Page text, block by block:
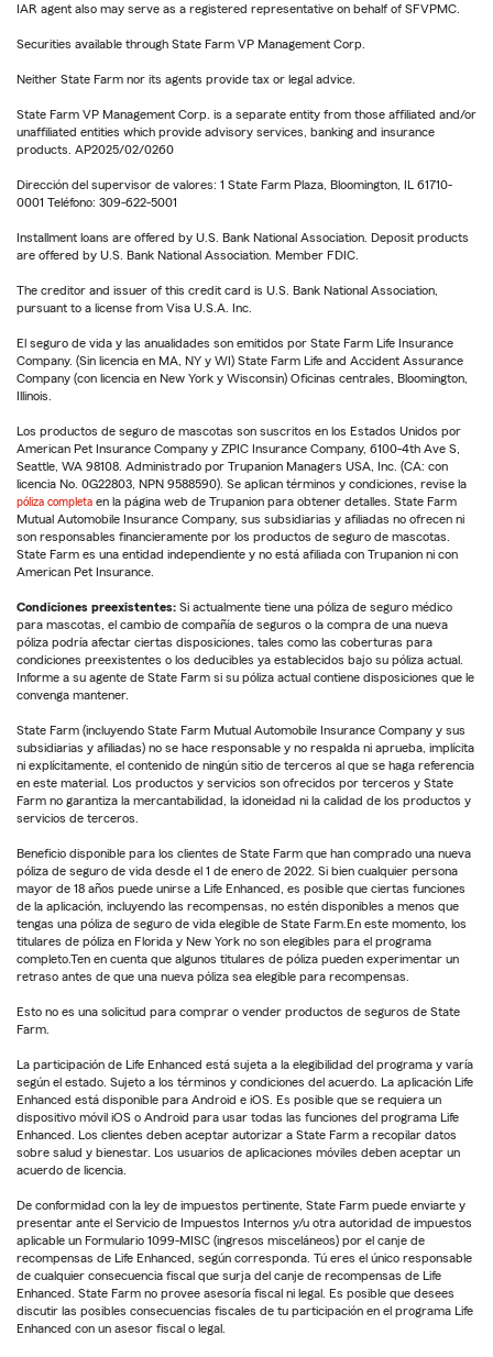
IAR agent also may serve as a registered representative on behalf of SFVPMC.
Securities available through State Farm VP Management Corp.
Neither State Farm nor its agents provide tax or legal advice.
State Farm VP Management Corp. is a separate entity from those affiliated and/or
unaffiliated entities which provide advisory services, banking and insurance
products. AP2025/02/0260
Dirección del supervisor de valores: 1 State Farm Plaza, Bloomington, IL 61710-
0001 Teléfono: 309-622-5001
Installment loans are offered by U.S. Bank National Association. Deposit products
are offered by U.S. Bank National Association. Member FDIC.
The creditor and issuer of this credit card is U.S. Bank National Association,
pursuant to a license from Visa U.S.A. Inc.
El seguro de vida y las anualidades son emitidos por State Farm Life Insurance
Company. (Sin licencia en MA, NY y WI) State Farm Life and Accident Assurance
Company (con licencia en New York y Wisconsin) Oficinas centrales, Bloomington,
Illinois.
Los productos de seguro de mascotas son suscritos en los Estados Unidos por
American Pet Insurance Company y ZPIC Insurance Company, 6100-4th Ave S,
Seattle, WA 98108. Administrado por Trupanion Managers USA, Inc. (CA: con
licencia No. 0G22803, NPN 9588590). Se aplican términos y condiciones, revise la
póliza completa en la página web de Trupanion para obtener detalles. State Farm
Mutual Automobile Insurance Company, sus subsidiarias y afiliadas no ofrecen ni
son responsables financieramente por los productos de seguro de mascotas.
State Farm es una entidad independiente y no está afiliada con Trupanion ni con
American Pet Insurance.
Condiciones preexistentes: Si actualmente tiene una póliza de seguro médico
para mascotas, el cambio de compañía de seguros o la compra de una nueva
póliza podría afectar ciertas disposiciones, tales como las coberturas para
condiciones preexistentes o los deducibles ya establecidos bajo su póliza actual.
Informe a su agente de State Farm si su póliza actual contiene disposiciones que le
convenga mantener.
State Farm (incluyendo State Farm Mutual Automobile Insurance Company y sus
subsidiarias y afiliadas) no se hace responsable y no respalda ni aprueba, implícita
ni explícitamente, el contenido de ningún sitio de terceros al que se haga referencia
en este material. Los productos y servicios son ofrecidos por terceros y State
Farm no garantiza la mercantabilidad, la idoneidad ni la calidad de los productos y
servicios de terceros.
Beneficio disponible para los clientes de State Farm que han comprado una nueva
póliza de seguro de vida desde el 1 de enero de 2022. Si bien cualquier persona
mayor de 18 años puede unirse a Life Enhanced, es posible que ciertas funciones
de la aplicación, incluyendo las recompensas, no estén disponibles a menos que
tengas una póliza de seguro de vida elegible de State Farm.En este momento, los
titulares de póliza en Florida y New York no son elegibles para el programa
completo.Ten en cuenta que algunos titulares de póliza pueden experimentar un
retraso antes de que una nueva póliza sea elegible para recompensas.
Esto no es una solicitud para comprar o vender productos de seguros de State
Farm.
La participación de Life Enhanced está sujeta a la elegibilidad del programa y varía
según el estado. Sujeto a los términos y condiciones del acuerdo. La aplicación Life
Enhanced está disponible para Android e iOS. Es posible que se requiera un
dispositivo móvil iOS o Android para usar todas las funciones del programa Life
Enhanced. Los clientes deben aceptar autorizar a State Farm a recopilar datos
sobre salud y bienestar. Los usuarios de aplicaciones móviles deben aceptar un
acuerdo de licencia.
De conformidad con la ley de impuestos pertinente, State Farm puede enviarte y
presentar ante el Servicio de Impuestos Internos y/u otra autoridad de impuestos
aplicable un Formulario 1099-MISC (ingresos misceláneos) por el canje de
recompensas de Life Enhanced, según corresponda. Tú eres el único responsable
de cualquier consecuencia fiscal que surja del canje de recompensas de Life
Enhanced. State Farm no provee asesoría fiscal ni legal. Es posible que desees
discutir las posibles consecuencias fiscales de tu participación en el programa Life
Enhanced con un asesor fiscal o legal.